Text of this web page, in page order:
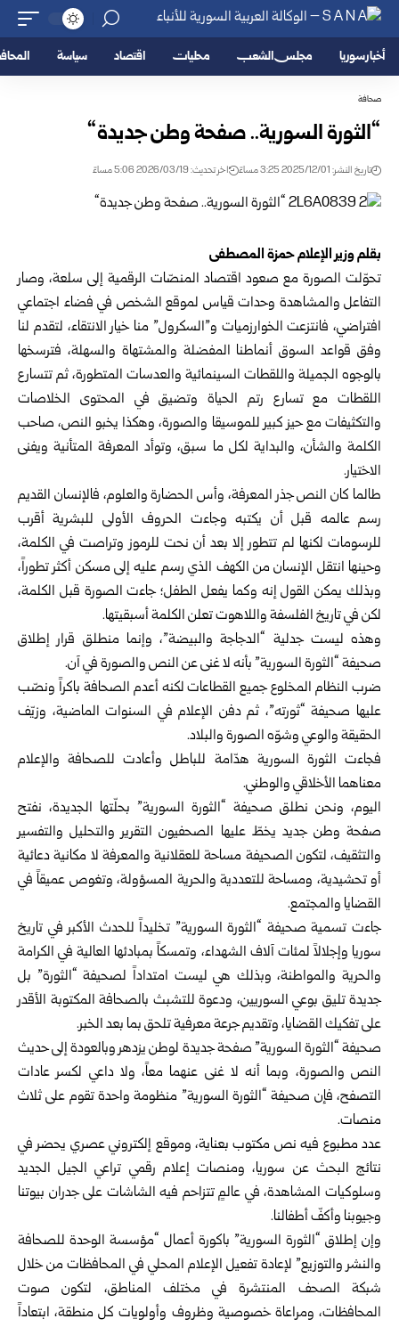
أخبار سوريا مجلس الشعب محليات اقتصاد سياسة
صحافة
“الثورة السورية.. صفحة وطن جديدة“
تاريخ النشر: 2025/12/01 3:25 مساءً اخر تحديث: 2026/03/19 5:06 مساءً
بقلم وزير الإعلام حمزة المصطفى
تحوّلت الصورة مع صعود اقتصاد المنصّات الرقمية إلى سلعة، وصار
التفاعل والمشاهدة وحدات قياس لموقع الشخص في فضاء اجتماعي
افتراضي، فانتزعت الخوارزميات و”السكرول” منا خيار الانتقاء، لتقدم لنا
وفق قواعد السوق أنماطنا المفضلة والمشتهاة والسهلة، فترسخها
بالوجوه الجميلة واللقطات السينمائية والعدسات المتطورة، ثم تتسارع
اللقطات مع تسارع رتم الحياة وتضيق في المحتوى الخلاصات
والتكثيفات مع حيز كبير للموسيقا والصورة، وهكذا يخبو النص، صاحب
الكلمة والشأن، والبداية لكل ما سبق، وتوأد المعرفة المتأنية ويفنى
الاختيار.
طالما كان النص جذر المعرفة، وأس الحضارة والعلوم، فالإنسان القديم
رسم عالمه قبل أن يكتبه وجاءت الحروف الأولى للبشرية أقرب
للرسومات لكنها لم تتطور إلا بعد أن نحت للرموز وتراصت في الكلمة،
وحينها انتقل الإنسان من الكهف الذي رسم عليه إلى مسكن أكثر تطوراً،
وبذلك يمكن القول إنه وكما يفعل الطفل؛ جاءت الصورة قبل الكلمة،
لكن في تاريخ الفلسفة واللاهوت تعلن الكلمة أسبقيتها.
وهذه ليست جدلية “الدجاجة والبيضة”، وإنما منطلق قرار إطلاق
صحيفة “الثورة السورية” بأنه لا غنى عن النص والصورة في آن.
ضرب النظام المخلوع جميع القطاعات لكنه أعدم الصحافة باكراً ونصّب
عليها صحيفة “ثورته”، ثم دفن الإعلام في السنوات الماضية، وزيّف
الحقيقة والوعي وشوّه الصورة والبلاد.
فجاءت الثورة السورية هدّامة للباطل وأعادت للصحافة والإعلام
معناهما الأخلاقي والوطني.
اليوم، ونحن نطلق صحيفة “الثورة السورية” بحلّتها الجديدة، نفتح
صفحة وطن جديد يخطّ عليها الصحفيون التقرير والتحليل والتفسير
والتثقيف، لتكون الصحيفة مساحة للعقلانية والمعرفة لا مكانية دعائية
أو تحشيدية، ومساحة للتعددية والحرية المسؤولة، وتغوص عميقاً في
القضايا والمجتمع.
جاءت تسمية صحيفة “الثورة السورية” تخليداً للحدث الأكبر في تاريخ
سوريا وإجلالاً لمئات آلاف الشهداء، وتمسكاً بمبادئها العالية في الكرامة
والحرية والمواطنة، وبذلك هي ليست امتداداً لصحيفة “الثورة” بل
جديدة تليق بوعي السوريين، ودعوة للتشبث بالصحافة المكتوبة الأقدر
على تفكيك القضايا، وتقديم جرعة معرفية تلحق بما بعد الخبر.
صحيفة “الثورة السورية” صفحة جديدة لوطن يزدهر وبالعودة إلى حديث
النص والصورة، وبما أنه لا غنى عنهما معاً، ولا داعي لكسر عادات
التصفح، فإن صحيفة “الثورة السورية” منظومة واحدة تقوم على ثلاث
منصات.
عدد مطبوع فيه نص مكتوب بعناية، وموقع إلكتروني عصري يحضر في
نتائج البحث عن سوريا، ومنصات إعلام رقمي تراعي الجيل الجديد
وسلوكيات المشاهدة، في عالمٍ تتزاحم فيه الشاشات على جدران بيوتنا
وجيوبنا وأكفّ أطفالنا.
وإن إطلاق “الثورة السورية” باكورة أعمال “مؤسسة الوحدة للصحافة
والنشر والتوزيع” لإعادة تفعيل الإعلام المحلي في المحافظات من خلال
شبكة الصحف المنتشرة في مختلف المناطق، لتكون صوت
المحافظات، ومراعاة خصوصية وظروف وأولويات كل منطقة، ابتعاداً